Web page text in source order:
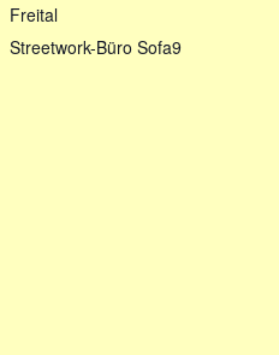
Freital
Streetwork-Büro Sofa9